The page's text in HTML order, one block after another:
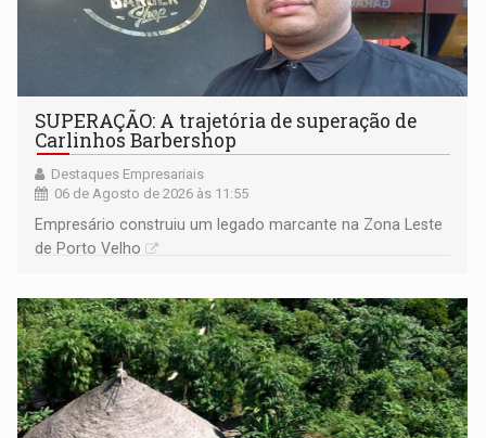
SUPERAÇÃO: A trajetória de superação de
Carlinhos Barbershop
Destaques Empresariais
06 de Agosto de 2026 às 11:55
Empresário construiu um legado marcante na Zona Leste
de Porto Velho